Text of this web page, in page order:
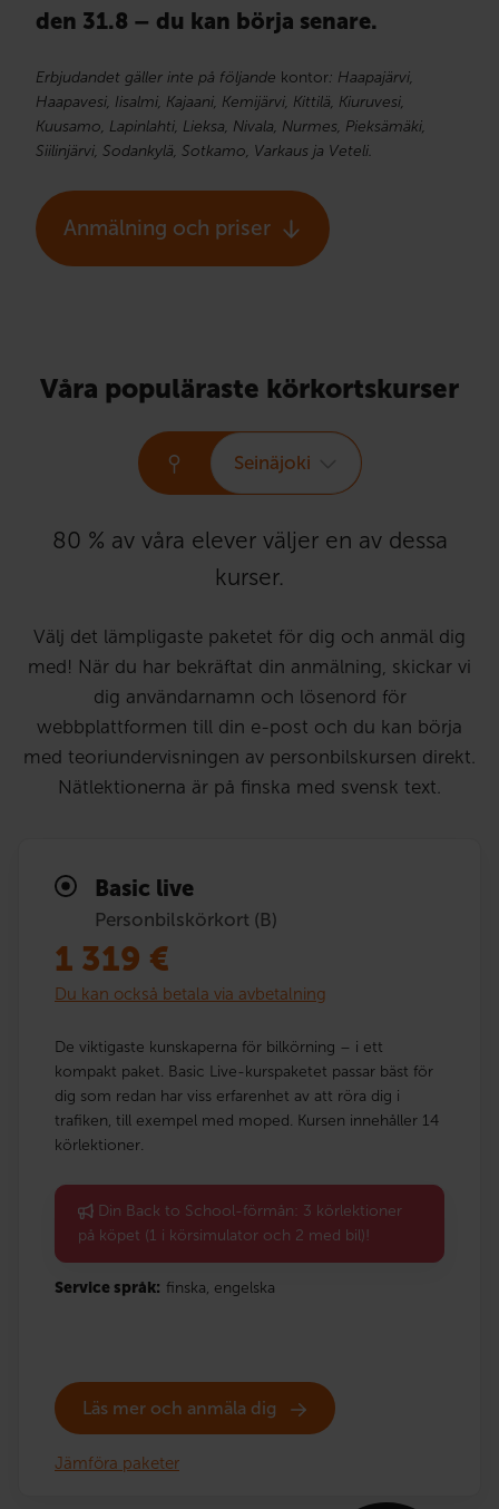
den 31.8 – du kan börja senare.
Erbjudandet gäller inte på följande kontor: Haapajärvi,
Haapavesi, Iisalmi, Kajaani, Kemijärvi, Kittilä, Kiuruvesi,
Kuusamo, Lapinlahti, Lieksa, Nivala, Nurmes, Pieksämäki,
Siilinjärvi, Sodankylä, Sotkamo, Varkaus ja Veteli.
Anmälning och priser
Våra populäraste körkortskurser
Seinäjoki
80 % av våra elever väljer en av dessa
kurser.
Välj det lämpligaste paketet för dig och anmäl dig
med! När du har bekräftat din anmälning, skickar vi
dig användarnamn och lösenord för
webbplattformen till din e-post och du kan börja
med teoriundervisningen av personbilskursen direkt.
Nätlektionerna är på finska med svensk text.
Basic live
Personbilskörkort (B)
1 319 €
Du kan också betala via avbetalning
De viktigaste kunskaperna för bilkörning – i ett
kompakt paket. Basic Live-kurspaketet passar bäst för
dig som redan har viss erfarenhet av att röra dig i
trafiken, till exempel med moped. Kursen innehåller 14
körlektioner.
Din Back to School-förmån: 3 körlektioner
på köpet (1 i körsimulator och 2 med bil)!
Service språk: finska, engelska
Läs mer och anmäla dig
Jämföra paketer